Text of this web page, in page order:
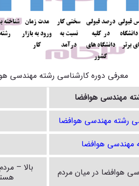
معرفی دوره کارشناسی رشته مهندسی
مهندسی هوافضا
رشته مهندسی هوافضا
مهندسی هوافضا
هوافضا در میان مردم
بالا –